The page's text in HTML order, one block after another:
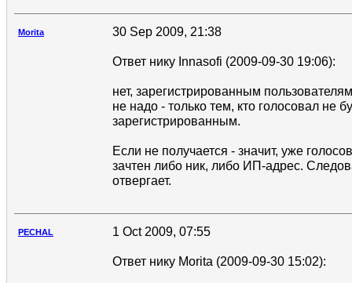
Morita 30 Sep 2009, 21:38
Ответ нику Innasofi (2009-09-30 19:06):
нет, зарегистрированным
не надо - только тем, кто голосовал не
зарегистрированным.
Если не получается - значит, уже
зачтен либо ник, либо ИП-адрес.
отвергает.
PECHAL 1 Oct 2009, 07:55
Ответ нику Morita (2009-09-30 15:02):